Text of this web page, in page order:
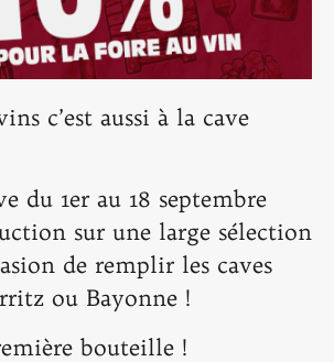
c’est aussi à la cave
du 1er au 18 septembre
sur une large sélection
de remplir les caves
ou Bayonne !
bouteille !